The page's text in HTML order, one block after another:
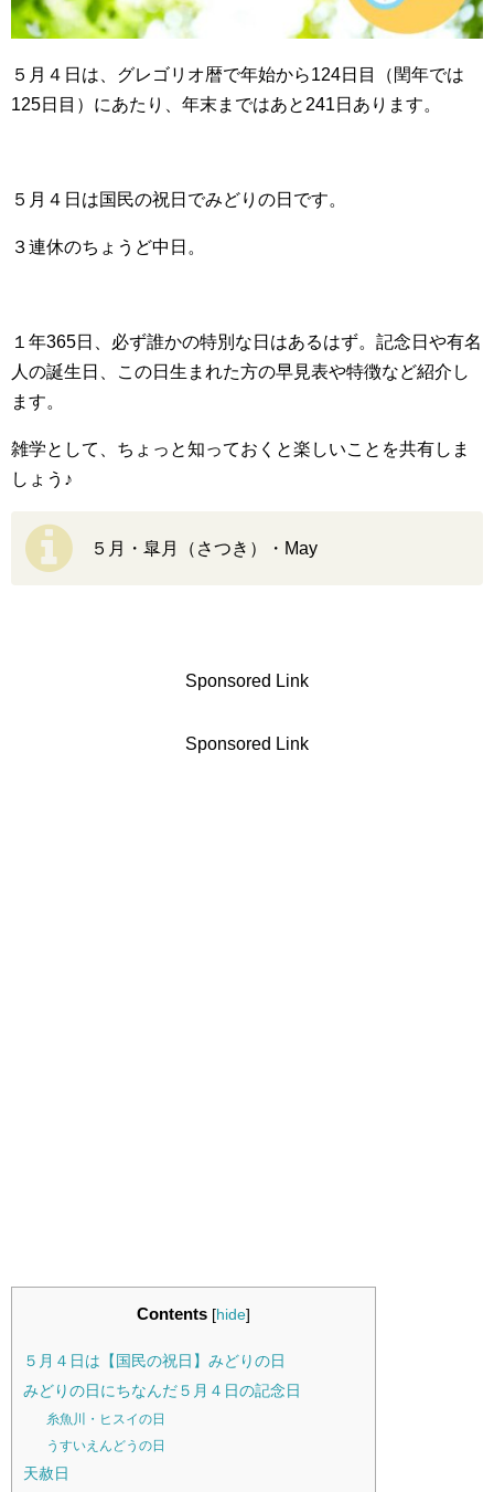
５月４日は、グレゴリオ暦で年始から124日目（閏年では
125日目）にあたり、年末まではあと241日あります。
５月４日は国民の祝日でみどりの日です。
３連休のちょうど中日。
１年365日、必ず誰かの特別な日はあるはず。記念日や有名
人の誕生日、この日生まれた方の早見表や特徴など紹介し
ます。
雑学として、ちょっと知っておくと楽しいことを共有しま
しょう♪
５月・皐月（さつき）・May
Sponsored Link
Sponsored Link
Contents [hide]
５月４日は【国民の祝日】みどりの日
みどりの日にちなんだ５月４日の記念日
糸魚川・ヒスイの日
うすいえんどうの日
天赦日